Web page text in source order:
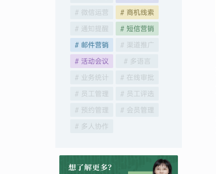
# 微信运营
# 商机线索
# 通知提醒
# 短信营销
# 邮件营销
# 渠道推广
# 活动会议
# 多语言
# 业务统计
# 在线审批
# 员工管理
# 员工评选
# 预约管理
# 会员管理
# 多人协作